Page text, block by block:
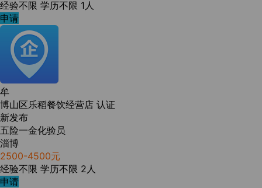
经验不限 学历不限 1人
申请
牟
博山区乐稻餐饮经营店 认证
新发布
五险一金化验员
淄博
2500-4500元
经验不限 学历不限 2人
申请